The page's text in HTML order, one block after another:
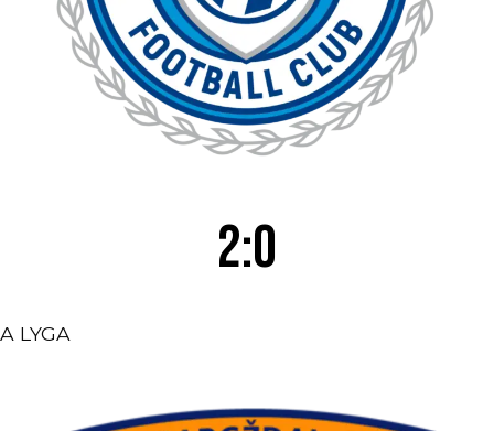
2:0
A LYGA